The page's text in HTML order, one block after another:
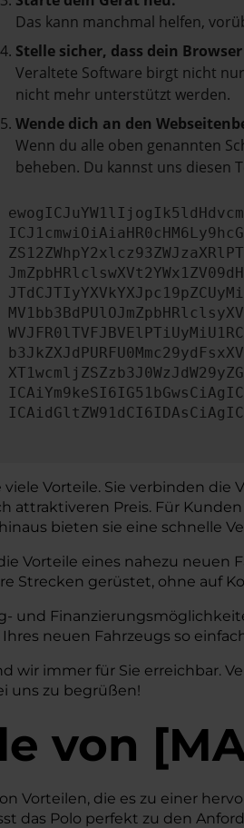
Das kann manchmal helfen,
Stelle sicher, dass dein
Veraltete Software birgt nicht
nicht mehr unterstützt werden.
Wende dich an den
Wenn du alle oben genannten
beheben. Du kannst uns diesen
Vorteile. Sie verbinden
Preis. Für
bieten sie eine schnelle
Vorteile eines nahezu
Strecken gerüstet, ohne auf
und
neuen Fahrzeugs so
wir immer für Sie erreichbar.
uns zu begrüßen!
von [
Vorteilen, die es zu einer
das Polo perfekt zu den